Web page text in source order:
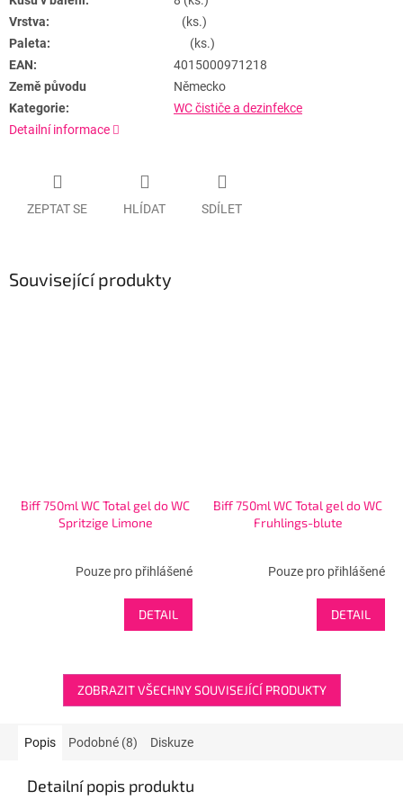
Vrstva:
(ks.)
Paleta:
(ks.)
EAN:
4015000971218
Země původu
Německo
Kategorie:
WC čističe a dezinfekce
Detailní informace
ZEPTAT SE HLÍDAT SDÍLET
Související produkty
Biff 750ml WC Total gel do WC
Spritzige Limone
Pouze pro přihlášené
DETAIL
Biff 750ml WC Total gel do WC
Fruhlings-blute
Pouze pro přihlášené
DETAIL
ZOBRAZIT VŠECHNY SOUVISEJÍCÍ PRODUKTY
Popis Podobné (8) Diskuze
Detailní popis produktu